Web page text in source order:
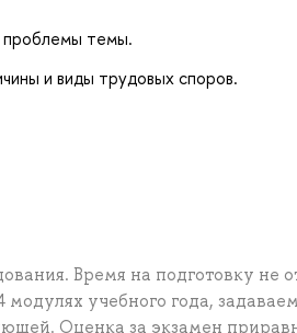
проблемы темы.
и виды трудовых споров.
Время на подготовку не
учебного года,
Оценка за экзамен